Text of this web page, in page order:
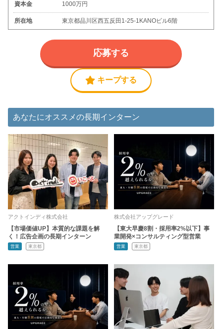
資本金 1000万円
所在地 東京都品川区西五反田1-25-1KANOビル6階
キープする
応募する
あなたにオススメの長期インターン
アクトインディ株式会社
【市場価値UP】本質的な課題を解
く！広告企画の長期インターン
営業 東京都
株式会社アップグレード
【東大早慶8割・採用率2%以下】事
業開発×コンサルティング型営業
営業 東京都